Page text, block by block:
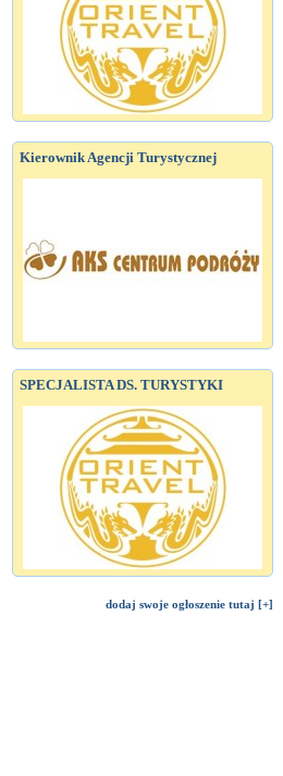
Kierownik Agencji Turystycznej
SPECJALISTA DS. TURYSTYKI
dodaj swoje ogłoszenie tutaj [+]